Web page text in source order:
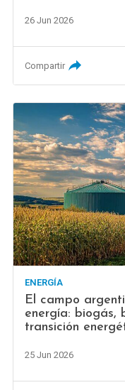
26 Jun 2026
Compartir
ENERGÍA
El campo
energía: biogás,
transición
25 Jun 2026